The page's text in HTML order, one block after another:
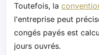
Toutefois, la
l'entreprise peut
congés payés est
jours ouvrés.